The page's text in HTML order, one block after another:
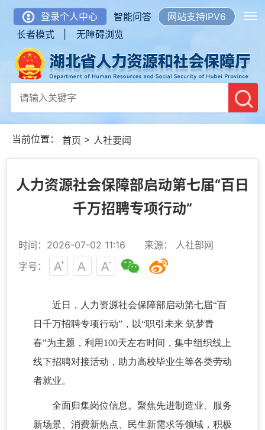
登录个人中心 智能问答
网站支持IPV6
长者模式 |
无障碍浏览
当前位置： 首页 > 人社要闻
人力资源社会保障部启动第七届“百日
千万招聘专项行动”
时间：2026-07-02 11:16
来源： 人社部网
字号：
近日，人力资源社会保障部启动第七届“百
日千万招聘专项行动”，以“职引未来 筑梦青
春”为主题，利用100天左右时间，集中组织线上
线下招聘对接活动，助力高校毕业生等各类劳动
者就业。
全面归集岗位信息。聚焦先进制造业、服务
新场景、消费新热点、民生新需求等领域，积极